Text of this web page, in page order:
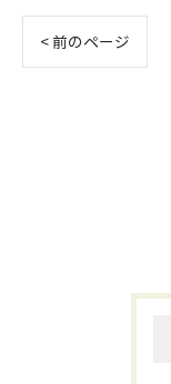
< 前のページ